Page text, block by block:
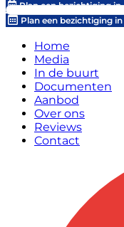
Plan een bezichtiging in
Plan een bezichtiging in
Home
Media
In de buurt
Documenten
Aanbod
Over ons
Reviews
Contact